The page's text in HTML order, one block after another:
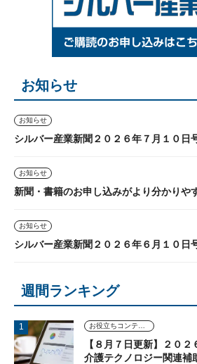
お知らせ
お知らせ
シルバー産業新聞２０２６年７月１０日
お知らせ
新聞・書籍のお申し込みがより分かりや
お知らせ
シルバー産業新聞２０２６年６月１０日
週間ランキング
【８月７日更新】２０
介護テクノロジー関連